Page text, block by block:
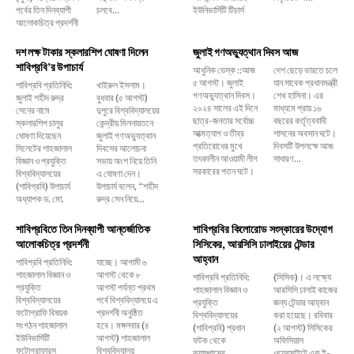
পর্বের তিন দিনব্যাপী
আলোকচিত্র প্রদর্শনী
চলবে...
ইউনিভার্সিটি টিচার্স
দশ লক্ষ টাকার স্কলারশিপ ঘোষণা দিলেন
শাবিপ্রবি’র উপাচার্য
শাবিপ্রবি প্রতিনিধি:
জুলাই শহীদ রুদ্র
সেনের নামে
স্কলারশিপ চালুর
ঘোষণা দিয়েছেন
সিলেটের শাহজালাল
বিজ্ঞান ও প্রযুক্তি
বিশ্ববিদ্যালয়ের
(শাবিপ্রবি) উপাচার্য
অধ্যাপক ড. মো.
খাইরুল ইসলাম।
বুধবার (৫ আগস্ট)
দুপুরে বিশ্ববিদ্যালয়ের
কেন্দ্রীয় মিলনায়তনে
জুলাই গণঅভ্যুত্থান
দিবসের আলোচনা
সভায় অংশ নিয়ে তিনি
এ ঘোষণা দেন।
উপাচার্য বলেন, ‌“শহীদ
রুদ্র সেন নিয়ে...
জুলাই গণঅভ্যুত্থান দিবস আজ
আধুনিক ডেস্ক ::আজ
৫ আগস্ট। জুলাই
গণঅভ্যুত্থান দিবস।
২০২৪ সালের এই দিনে
ছাত্র-জনতার সর্বোচ্চ
আত্মত্যাগ ও তীব্র
প্রতিরোধের মুখে
তৎকালীন আওয়ামী লীগ
সরকারের পতন ঘটে।
দেশ ছেড়ে ভারতে চলে
যান সাবেক প্রধানমন্ত্রী
শেখ হাসিনা। এর
মাধ্যমে প্রায় ১৬
বছরের কর্তৃত্ববাদী
শাসনের অবসান ঘটে।
দিবসটি উপলক্ষে আজ
সাধারণ...
শাবিপ্রবিতে তিন দিনব্যাপী আন্তর্জাতিক
আলোকচিত্র প্রদর্শনী
শাবিপ্রবি প্রতিনিধি:
শাহজালাল বিজ্ঞান ও
প্রযুক্তি
বিশ্ববিদ্যালয়ের
ফটোগ্রাফি বিষয়ক
সংগঠন শাহজালাল
ইউনিভার্সিটি
ফটোগ্রাফারস
যাচ্ছে। আগামী ৬
আগস্ট থেকে ৮
আগস্ট পর্যন্ত প্রথম
পর্বে বিশ্ববিদ্যালয়ে এ
প্রদর্শনী অনুষ্ঠিত
হবে। মঙ্গলবার (৪
আগস্ট) শাহজালাল
বিশ্ববিদ্যালয়
শাবিপ্রবির কিলোরোড সংস্কারের উদ্যোগ
সিসিকের, আরসিসি ঢালাইয়ের টেন্ডার
আহ্বান
শাবিপ্রবি প্রতিনিধি:
শাহজালাল বিজ্ঞান ও
প্রযুক্তি
বিশ্ববিদ্যালয়ের
(শাবিপ্রবি) প্রধান
ফটক থেকে
(সিসিক)। এ লক্ষ্যে
আরসিসি ঢালাই কাজের
জন্য টেন্ডার আহ্বান
করা হয়েছে। রবিবার
(২ আগস্ট) সিসিকের
অফিসিয়াল